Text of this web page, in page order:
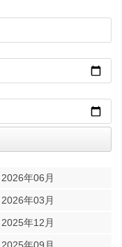
2026年06月
2026年03月
2025年12月